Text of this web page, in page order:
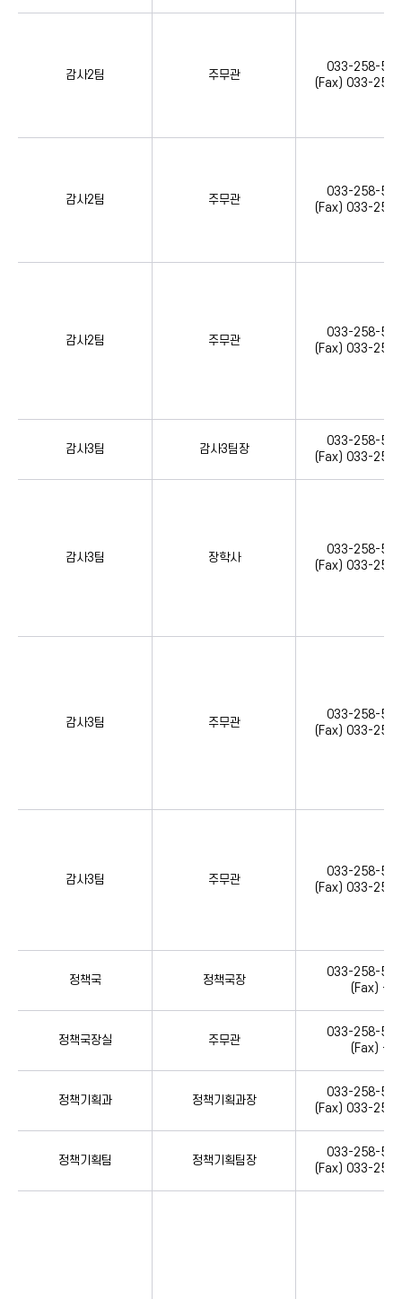
감사2팀 주무관
033-258-
(Fax) 033-
감사2팀 주무관
033-258-
(Fax) 033-
감사2팀 주무관
033-258-
(Fax) 033-
감사3팀 감사3팀장
033-258-
(Fax) 033-
감사3팀 장학사
033-258-
(Fax) 033-
감사3팀 주무관
033-258-
(Fax) 033-
감사3팀 주무관
033-258-
(Fax) 033-
정책국 정책국장
033-258-
(Fax) --
정책국장실 주무관
033-258-
(Fax) --
정책기획과 정책기획과장
033-258-
(Fax) 033-
정책기획팀 정책기획팀장
033-258-
(Fax) 033-